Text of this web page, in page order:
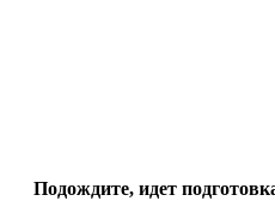
Подождите, идет